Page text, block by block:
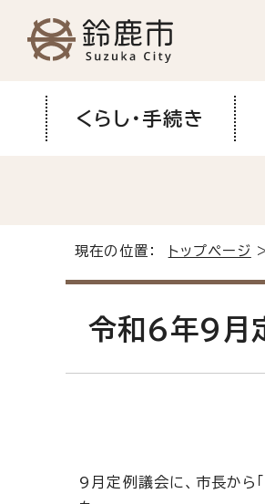
くらし・手続き
現在の位置： トップページ
令和6年9月
9月定例議会に、市長か